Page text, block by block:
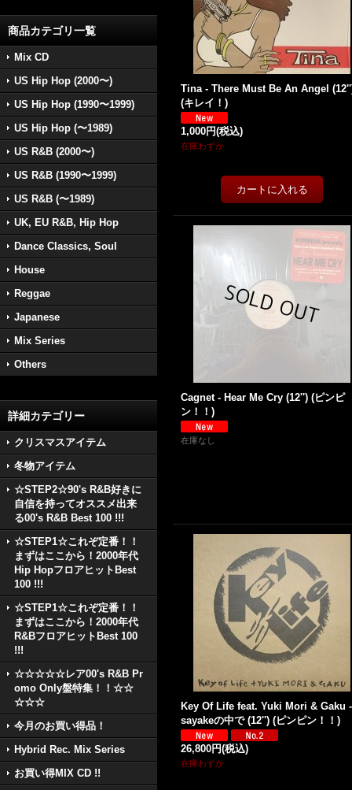
商品カテゴリ一覧
Mix CD
US Hip Hop (2000〜)
US Hip Hop (1990〜1999)
US Hip Hop (〜1989)
US R&B (2000〜)
US R&B (1990〜1999)
US R&B (〜1989)
UK, EU R&B, Hip Hop
Dance Classics, Soul
House
Reggae
Japanese
Mix Series
Others
詳細カテゴリー
クリスマスアイテム
冬物アイテム
☆STEP2☆90's R&B好きに
自信を持ってオススメ出来
る00's R&B Best 100 !!!
☆STEP1☆これぞ定番！！
まずはここから！2000年代
Hip HopフロアヒットBest
100 !!!
☆STEP1☆これぞ定番！！
まずはここから！2000年代
R&BフロアヒットBest 100
!!!
☆☆☆☆☆レア00's R&B Pr
omo Only盤特集！！☆☆
☆☆☆
今月のお買い得品！
Hybrid Rec. Mix Series
お買い得MIX CD !!
Tina - There Must Be An Angel
(キレイ！)
1,000円(税込)
在庫わずか
Cagnet - Hear Me Cry (12'') (ピンピ
ン！！)
在庫なし
Key Of Life feat. Yuki Mori & Gaku
sayakeの中で (12'') (ピンピン！！)
26,800円(税込)
在庫わずか